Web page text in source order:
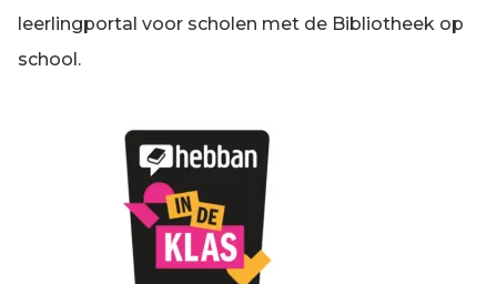
leerlingportal voor scholen met de Bibliotheek op
school.